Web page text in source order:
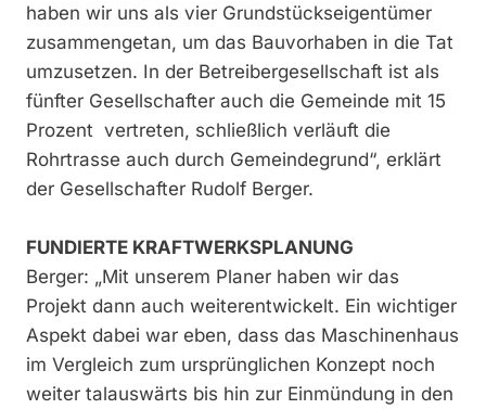
haben wir uns als vier Grundstückseigentümer
zusammengetan, um das Bauvorhaben in die Tat
umzusetzen. In der Betreibergesellschaft ist als
fünfter Gesellschafter auch die Gemeinde mit 15
Prozent vertreten, schließlich verläuft die
Rohrtrasse auch durch Gemeindegrund“, erklärt
der Gesellschafter Rudolf Berger.
FUNDIERTE KRAFTWERKSPLANUNG
Berger: „Mit unserem Planer haben wir das
Projekt dann auch weiterentwickelt. Ein wichtiger
Aspekt dabei war eben, dass das Maschinenhaus
im Vergleich zum ursprünglichen Konzept noch
weiter talauswärts bis hin zur Einmündung in den